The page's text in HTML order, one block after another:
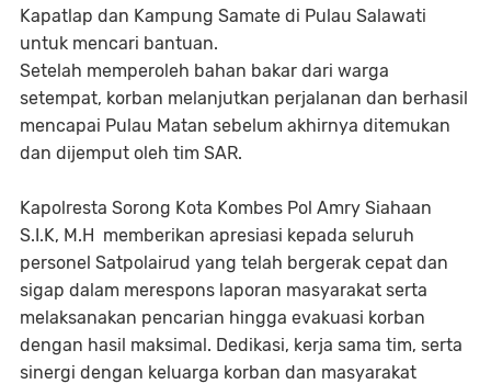
Kapatlap dan Kampung Samate di Pulau Salawati
untuk mencari bantuan.
Setelah memperoleh bahan bakar dari warga
setempat, korban melanjutkan perjalanan dan berhasil
mencapai Pulau Matan sebelum akhirnya ditemukan
dan dijemput oleh tim SAR.
Kapolresta Sorong Kota Kombes Pol Amry Siahaan
S.I.K, M.H memberikan apresiasi kepada seluruh
personel Satpolairud yang telah bergerak cepat dan
sigap dalam merespons laporan masyarakat serta
melaksanakan pencarian hingga evakuasi korban
dengan hasil maksimal. Dedikasi, kerja sama tim, serta
sinergi dengan keluarga korban dan masyarakat